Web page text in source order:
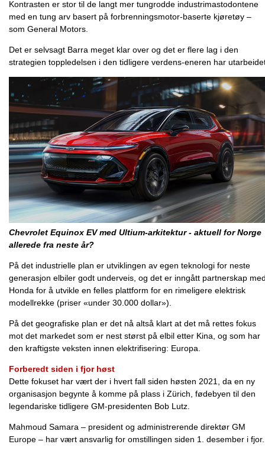
Kontrasten er stor til de langt mer tungrodde industrimastodontene
med en tung arv basert på forbrenningsmotor-baserte kjøretøy –
som General Motors.
Det er selvsagt Barra meget klar over og det er flere lag i den
strategien toppledelsen i den tidligere verdens-eneren har
Chevrolet Equinox EV med Ultium-arkitektur - aktuell for Norge
allerede fra neste år?
På det industrielle plan er utviklingen av egen teknologi for neste
generasjon elbiler godt underveis, og det er inngått partnerskap
Honda for å utvikle en felles plattform for en rimeligere elektrisk
modellrekke (priser «under 30.000 dollar»).
På det geografiske plan er det nå altså klart at det må rettes fokus
mot det markedet som er nest størst på elbil etter Kina, og som har
den kraftigste veksten innen elektrifisering: Europa.
Forberedt siden i fjor høst
Dette fokuset har vært der i hvert fall siden høsten 2021, da en ny
organisasjon begynte å komme på plass i Zürich, fødebyen til den
legendariske tidligere GM-presidenten Bob Lutz.
Mahmoud Samara – president og administrerende direktør GM
Europe – har vært ansvarlig for omstillingen siden 1. desember i fjor.